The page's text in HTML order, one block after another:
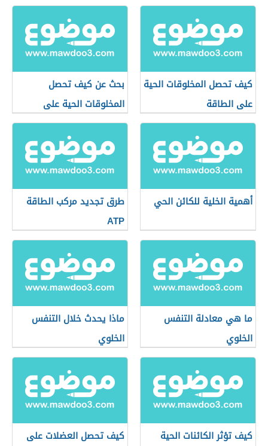
كيف تحصل المخلوقات الحية
على الطاقة
بحث عن كيف تحصل
المخلوقات الحية على
الطاقة
أهمية الخلية للكائن الحي
طرق تجديد مركب الطاقة
ATP
ما هي معادلة التنفس
الخلوي
ماذا يحدث خلال التنفس
الخلوي
كيف تؤثر الكائنات الحية كيف تحصل العضلات على